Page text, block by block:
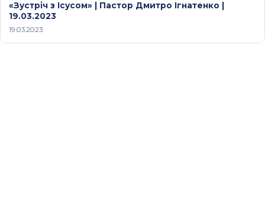
«Зустріч з Ісусом» | Пастор Дмитро Ігнатенко |
19.03.2023
19.03.2023